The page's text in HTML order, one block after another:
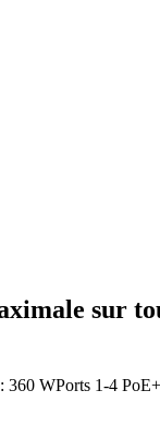
sur
WPorts 1-4